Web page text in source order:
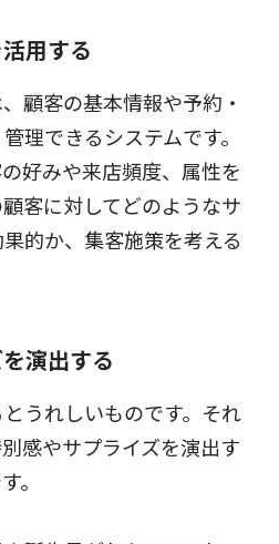
用する
顧客の基本情報や予約・
理できるシステムです。
好みや来店頻度、属性を
客に対してどのようなサ
的か、集客施策を考える
演出する
うれしいものです。それ
感やサプライズを演出す
。